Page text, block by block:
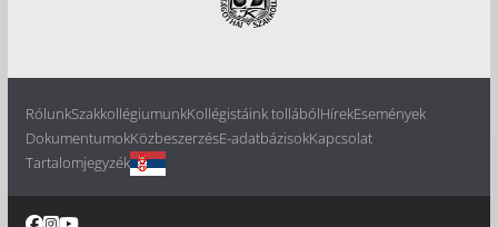
RólunkSzakkollégiumunkKollégistáink tollábólHírekEsemények
DokumentumokKözbeszerzésE-adatbázisokKapcsolat
Tartalomjegyzék